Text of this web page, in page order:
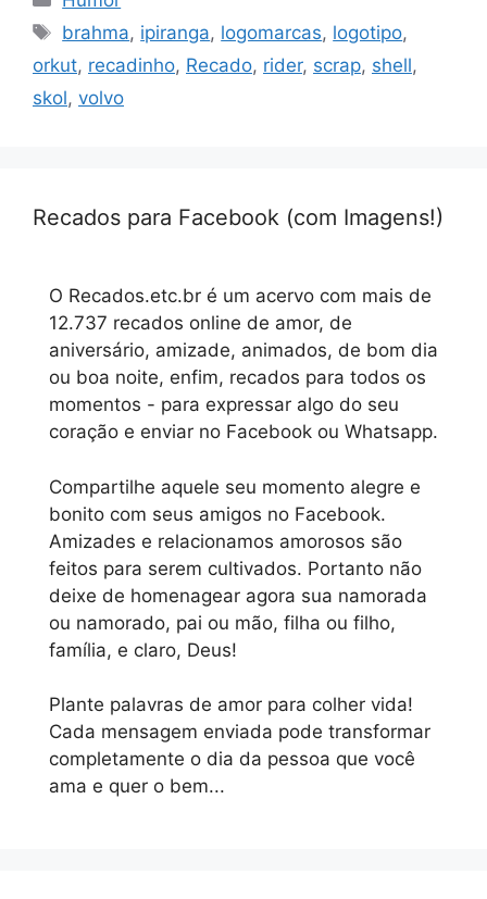
Tags
brahma, ipiranga, logomarcas, logotipo,
orkut, recadinho, Recado, rider, scrap, shell,
skol, volvo
Recados para Facebook (com Imagens!)
O Recados.etc.br é um acervo com mais de
12.737 recados online de amor, de
aniversário, amizade, animados, de bom dia
ou boa noite, enfim, recados para todos os
momentos - para expressar algo do seu
coração e enviar no Facebook ou Whatsapp.
Compartilhe aquele seu momento alegre e
bonito com seus amigos no Facebook.
Amizades e relacionamos amorosos são
feitos para serem cultivados. Portanto não
deixe de homenagear agora sua namorada
ou namorado, pai ou mão, filha ou filho,
família, e claro, Deus!
Plante palavras de amor para colher vida!
Cada mensagem enviada pode transformar
completamente o dia da pessoa que você
ama e quer o bem...